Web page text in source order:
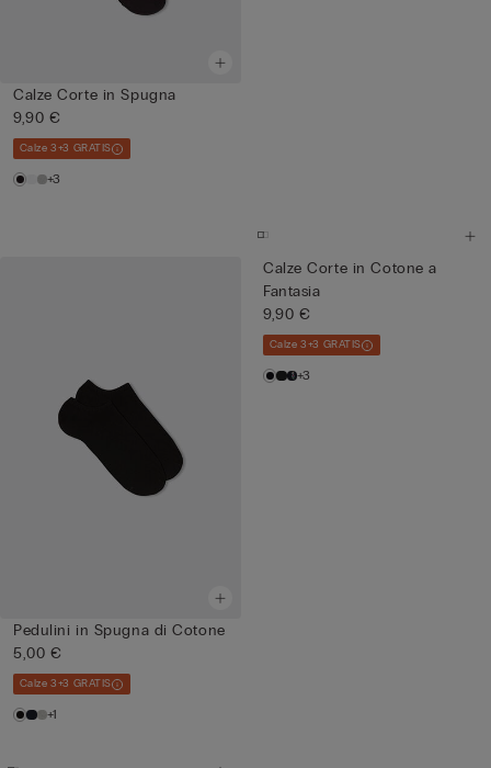
Calze Corte in Spugna
9,90 €
Calze 3+3 GRATIS
+3
Pedulini in Spugna di Cotone
5,00 €
Calze 3+3 GRATIS
+1
Calze Corte in Cotone a
Fantasia
9,90 €
Calze 3+3 GRATIS
+3